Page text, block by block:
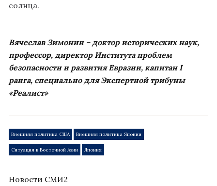
солнца.
Вячеслав Зимонин – доктор исторических наук,
профессор, директор Института проблем
безопасности и развития Евразии, капитан I
ранга, специально для Экспертной трибуны
«Реалист»
Внешняя политика США Внешняя политика Японии
Ситуация в Восточной Азии Япония
Новости СМИ2